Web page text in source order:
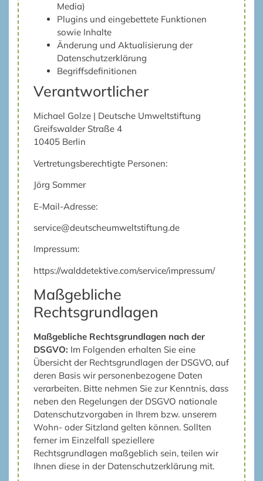
Media)
Plugins und eingebettete Funktionen
sowie Inhalte
Änderung und Aktualisierung der
Datenschutzerklärung
Begriffsdefinitionen
Verantwortlicher
Michael Golze | Deutsche Umweltstiftung
Greifswalder Straße 4
10405 Berlin
Vertretungsberechtigte Personen:
Jörg Sommer
E-Mail-Adresse:
service@deutscheumweltstiftung.de
Impressum:
https://walddetektive.com/service/impressum/
Maßgebliche
Rechtsgrundlagen
Maßgebliche Rechtsgrundlagen nach der
DSGVO: Im Folgenden erhalten Sie eine
Übersicht der Rechtsgrundlagen der DSGVO, auf
deren Basis wir personenbezogene Daten
verarbeiten. Bitte nehmen Sie zur Kenntnis, dass
neben den Regelungen der DSGVO nationale
Datenschutzvorgaben in Ihrem bzw. unserem
Wohn- oder Sitzland gelten können. Sollten
ferner im Einzelfall speziellere
Rechtsgrundlagen maßgeblich sein, teilen wir
Ihnen diese in der Datenschutzerklärung mit.